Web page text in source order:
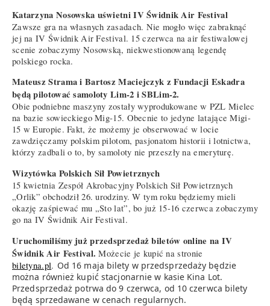
Katarzyna Nosowska uświetni IV Świdnik Air Festival
Zawsze gra na własnych zasadach. Nie mogło więc zabraknąć
jej na IV Świdnik Air Festival. 15 czerwca na air festiwalowej
scenie zobaczymy Nosowską, niekwestionowaną legendę
polskiego rocka.
Mateusz Strama i Bartosz Maciejczyk z Fundacji Eskadra
będą pilotować samoloty Lim-2 i SBLim-2.
Obie podniebne maszyny zostały wyprodukowane w PZL Mielec
na bazie sowieckiego Mig-15. Obecnie to jedyne latające Migi-
15 w Europie. Fakt, że możemy je obserwować w locie
zawdzięczamy polskim pilotom, pasjonatom historii i lotnictwa,
którzy zadbali o to, by samoloty nie przeszły na emeryturę.
Wizytówka Polskich Sił Powietrznych
15 kwietnia Zespół Akrobacyjny Polskich Sił Powietrznych
„Orlik” obchodził 26. urodziny. W tym roku będziemy mieli
okazję zaśpiewać mu „Sto lat”, bo już 15-16 czerwca zobaczymy
go na IV Świdnik Air Festival.
Uruchomiliśmy już przedsprzedaż biletów online na IV
Świdnik Air Festival. Możecie je kupić na stronie
biletyna.pl. Od 16 maja bilety w przedsprzedaży będzie
można również kupić stacjonarnie w kasie Kina Lot.
Przedsprzedaż potrwa do 9 czerwca, od 10 czerwca bilety
będą sprzedawane w cenach regularnych.